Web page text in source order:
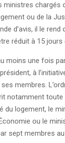
ministres chargés
ou de la
d’avis, il le rend
réduit à 15 jours
moins une fois
à
membres.
notamment
du logement, le
ou le
sept membres